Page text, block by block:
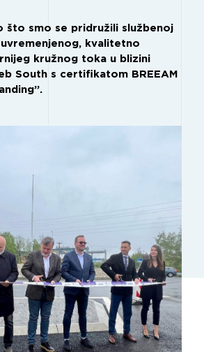
što smo se pridružili službenoj
kvalitetno
kružnog toka u blizini
South s certifikatom BREEAM